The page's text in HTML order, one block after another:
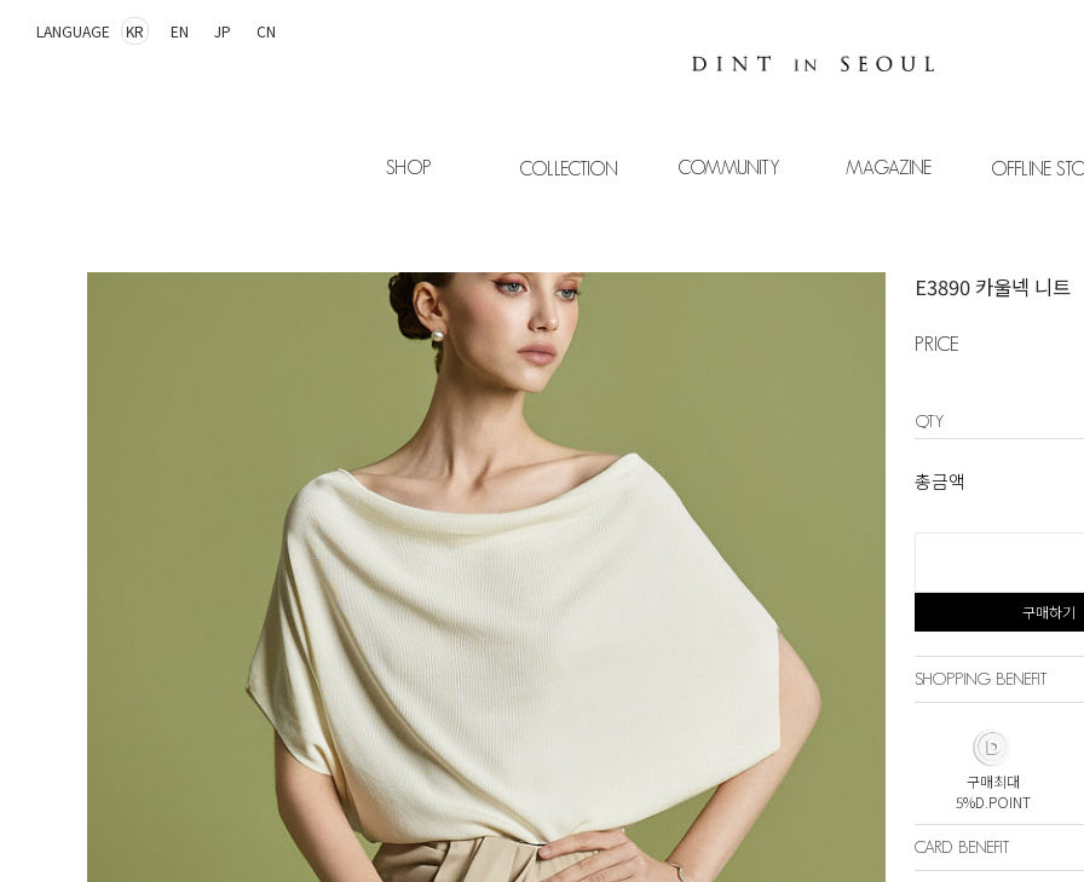
LANGUAGE KR EN JP CN
SHOP COLLECTION COMMUNITY MAGAZINE OFFLINE
E3890 카울넥 니트
PRICE
QTY
총금액
구매하기
SHOPPING BENEFIT
구매최대
5%D.POINT
CARD BENEFIT